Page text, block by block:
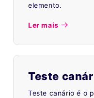
elemento.
Ler mais
Teste
Teste canário é o